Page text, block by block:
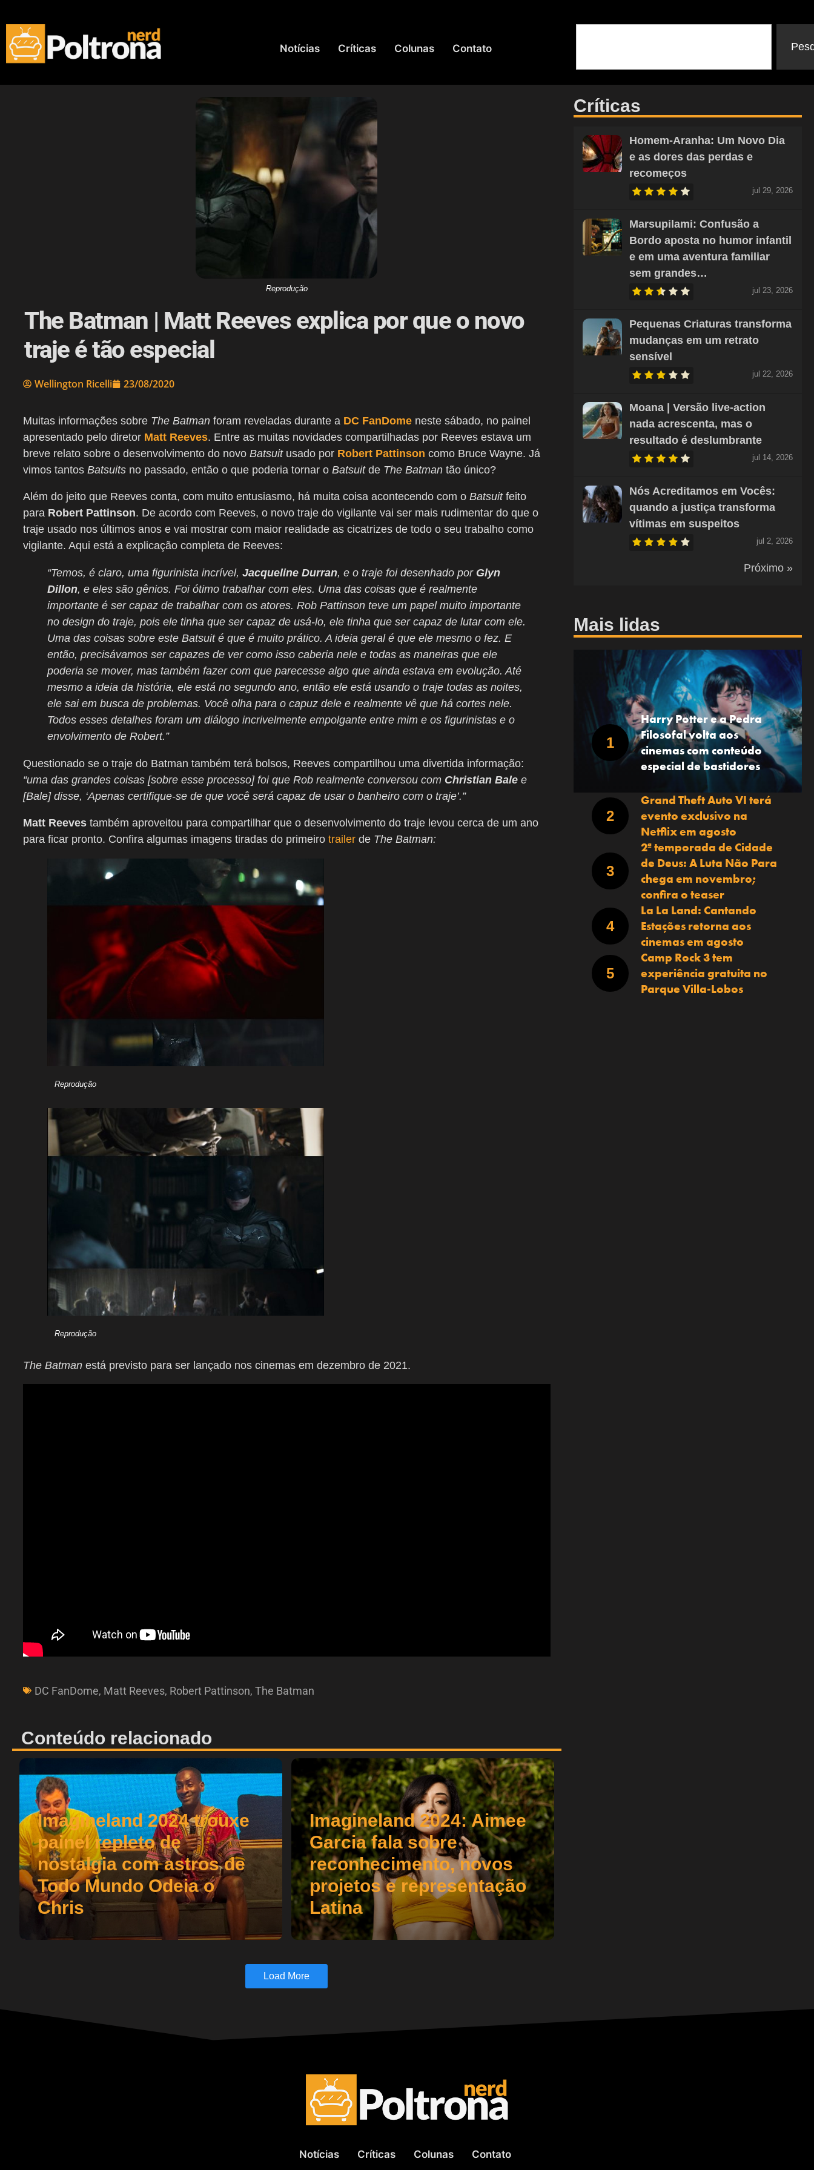
Notícias Críticas Colunas Contato
Reprodução
The Batman | Matt Reeves explica por que o novo
traje é tão especial
Wellington Ricelli 23/08/2020
Muitas informações sobre The Batman foram reveladas durante a DC FanDome neste sábado, no painel
apresentado pelo diretor Matt Reeves. Entre as muitas novidades compartilhadas por Reeves estava um
breve relato sobre o desenvolvimento do novo Batsuitusado por Robert Pattinson como Bruce Wayne. Já
vimos tantos Batsuits no passado, então o que poderia tornar o Batsuitde The Batman tão único?
Além do jeito que Reeves conta, com muito entusiasmo, há muita coisa acontecendo com o Batsuitfeito
para Robert Pattinson. De acordo com Reeves, o novo traje do vigilante vai ser mais rudimentar do que o
traje usado nos últimos anos e vai mostrar com maior realidade as cicatrizes de todo o seu trabalho como
vigilante. Aqui está a explicação completa de Reeves:
“Temos, é claro, uma figurinista incrível, Jacqueline Durran, e o traje foi desenhado por Glyn
Dillon, e eles são gênios. Foi ótimo trabalhar com eles. Uma das coisas que é realmente
importante é ser capaz de trabalhar com os atores. Rob Pattinson teve um papel muito importante
no design do traje, pois ele tinha que ser capaz de usá-lo, ele tinha que ser capaz de lutar com ele.
Uma das coisas sobre este Batsuit é que é muito prático. A ideia geral é que ele mesmo o fez. E
então, precisávamos ser capazes de ver como isso caberia nele e todas as maneiras que ele
poderia se mover, mas também fazer com que parecesse algo que ainda estava em evolução. Até
mesmo a ideia da história, ele está no segundo ano, então ele está usando o traje todas as noites,
ele sai em busca de problemas. Você olha para o capuz dele e realmente vê que há cortes nele.
Todos esses detalhes foram um diálogo incrivelmente empolgante entre mim e os figurinistas e o
envolvimento de Robert.”
Questionado se o traje do Batman também terá bolsos, Reeves compartilhou uma divertida informação:
“uma das grandes coisas [sobre esse processo] foi que Rob realmente conversou com Christian Bale e
[Bale] disse, ‘Apenas certifique-se de que você será capaz de usar o banheiro com o traje’.”
Matt Reeves também aproveitou para compartilhar que o desenvolvimento do traje levou cerca de um ano
para ficar pronto. Confira algumas imagens tiradas do primeiro trailer de The Batman:
Reprodução
Reprodução
The Batman está previsto para ser lançado nos cinemas em dezembro de 2021.
DC FanDome, Matt Reeves, Robert Pattinson, The Batman
Conteúdo relacionado
Imagineland 2024 trouxe
painel repleto de
nostalgia com astros de
Todo Mundo Odeia o
Chris
Imagineland 2024: Aimee
Garcia fala sobre
reconhecimento, novos
projetos e representação
Latina
Load More
Críticas
Homem-Aranha: Um Novo Dia
e as dores das perdas e
recomeços
jul 29, 2026
Marsupilami: Confusão a
Bordo aposta no humor infantil
e em uma aventura familiar
sem grandes…
jul 23, 2026
Pequenas Criaturas transforma
mudanças em um retrato
sensível
jul 22, 2026
Moana | Versão live-action
nada acrescenta, mas o
resultado é deslumbrante
jul 14, 2026
Nós Acreditamos em Vocês:
quando a justiça transforma
vítimas em suspeitos
jul 2, 2026
Próximo »
Mais lidas
Harry Potter e a Pedra
Filosofal volta aos
cinemas com conteúdo
especial de bastidores
Grand Theft Auto VI terá
evento exclusivo na
Netflix em agosto
2ª temporada de Cidade
de Deus: A Luta Não Para
chega em novembro;
confira o teaser
La La Land: Cantando
Estações retorna aos
cinemas em agosto
Camp Rock 3 tem
experiência gratuita no
Parque Villa-Lobos
Notícias Críticas Colunas Contato